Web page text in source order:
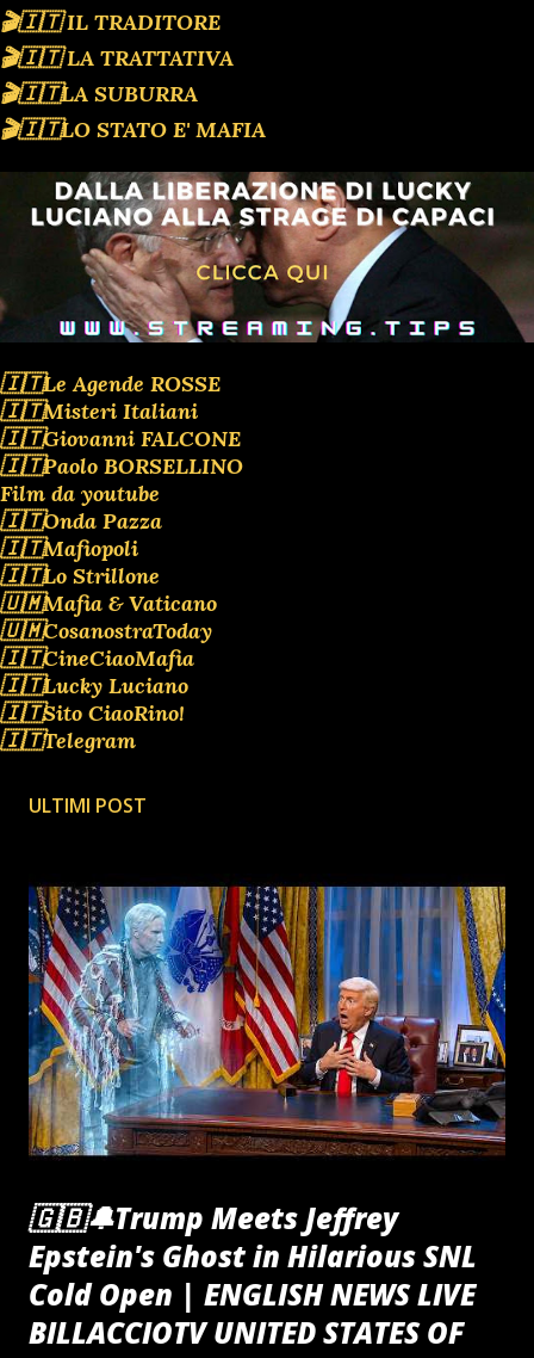
🎬🇮🇹 IL TRADITORE
🎬🇮🇹 LA TRATTATIVA
🎬🇮🇹LA SUBURRA
🎬🇮🇹LO STATO E' MAFIA
🇮🇹Le Agende ROSSE
🇮🇹Misteri Italiani
🇮🇹Giovanni FALCONE
🇮🇹Paolo BORSELLINO
Film da youtube
🇮🇹Onda Pazza
🇮🇹Mafiopoli
🇮🇹Lo Strillone
🇺🇲Mafia & Vaticano
🇺🇲CosanostraToday
🇮🇹CineCiaoMafia
🇮🇹Lucky Luciano
🇮🇹Sito CiaoRino!
🇮🇹Telegram
ULTIMI POST
🇬🇧🔔Trump Meets Jeffrey
Epstein's Ghost in Hilarious SNL
Cold Open | ENGLISH NEWS LIVE
BILLACCIOTV UNITED STATES OF